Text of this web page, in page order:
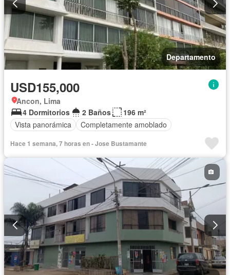
Departamento
USD155,000
Ancon, Lima
4 Dormitorios
2 Baños
196 m²
Vista panorámica
Completamente amoblado
Hace 1 semana, 7 horas en - Jose Bustamante